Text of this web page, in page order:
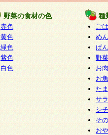
野菜の食材の色
赤色
黄色
緑色
紫色
白色
種
ご
めん
ぱん
野
お
お
た
サ
シ
そ
お